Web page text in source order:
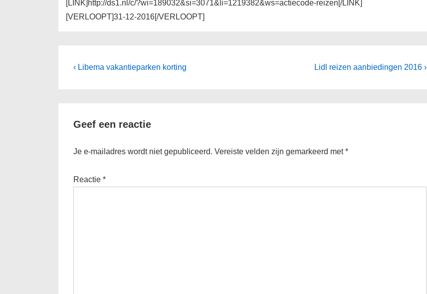
[LINK]http://ds1.nl/c/?wi=189032&si=3071&li=1219382&ws=actiecode-reizen[/LINK]
[VERLOOPT]31-12-2016[/VERLOOPT]
Bericht
Vorig
‹ Libema vakantieparken korting
Volgende
Lidl reizen aanbiedingen 2016 ›
Geef een reactie
Je e-mailadres wordt niet gepubliceerd. Vereiste velden zijn gemarkeerd met*
Reactie *